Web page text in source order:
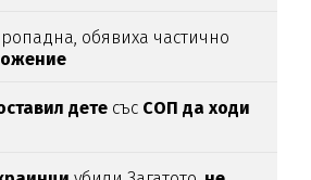
обявиха частично
дете със СОП да ходи